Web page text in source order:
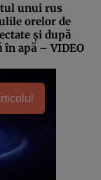
unui rus
orelor de
şi după
apă – VIDEO